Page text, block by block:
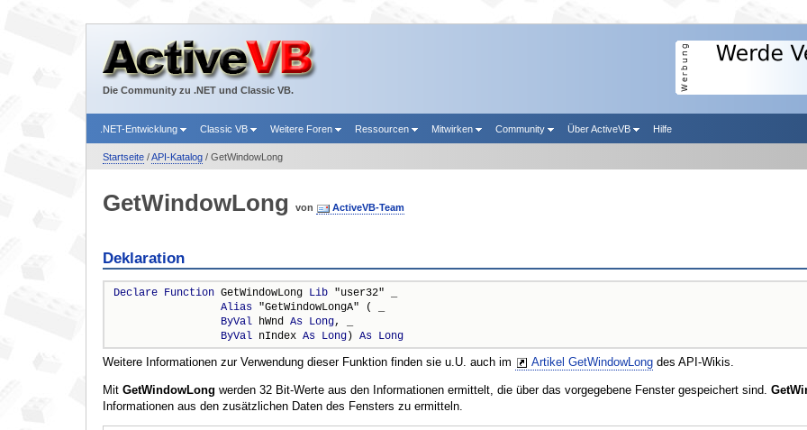
Die Community zu .NET und Classic VB.
.NET-Entwicklung Classic VB Weitere Foren Ressourcen Mitwirken Community Über ActiveVB Hilfe
Startseite/API-Katalog/ GetWindowLong
GetWindowLong von ActiveVB-Team
Deklaration
Declare Function GetWindowLong Lib "user32" _
Alias "GetWindowLongA" ( _
ByVal hWnd As Long, _
ByVal nIndex As Long) As Long
Weitere Informationen zur Verwendung dieser Funktion finden sie u.U. auch im Artikel GetWindowLongdes API-Wikis.
Mit GetWindowLong werden 32 Bit-Werte aus den Informationen ermittelt, die über das vorgegebene Fenster gespeichert sind.
Informationen aus den zusätzlichen Daten des Fensters zu ermitteln.